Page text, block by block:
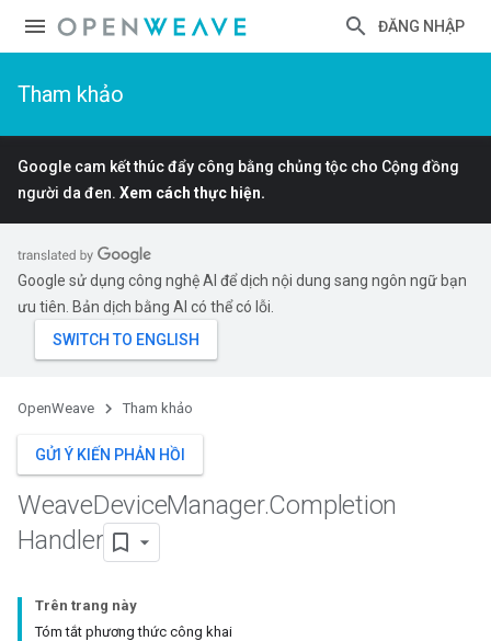
ĐĂNG NHẬP
Tham khảo
Google cam kết thúc đẩy công bằng chủng tộc cho Cộng đồng
người da đen. Xem cách thực hiện.
Google sử dụng công nghệ AI để dịch nội dung sang ngôn ngữ bạn
ưu tiên. Bản dịch bằng AI có thể có lỗi.
OpenWeave Tham khảo
GỬI Ý KIẾN PHẢN HỒI
WeaveDeviceManager.Completion
Handler
Trên trang này
Tóm tắt phương thức công khai